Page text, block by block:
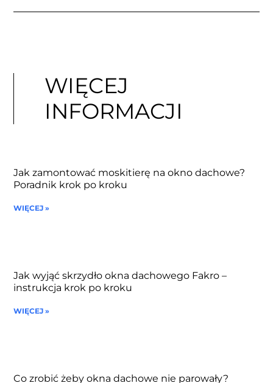
WIĘCEJ
INFORMACJI
Jak zamontować moskitierę na okno dachowe?
Poradnik krok po kroku
WIĘCEJ »
Jak wyjąć skrzydło okna dachowego Fakro –
instrukcja krok po kroku
WIĘCEJ »
Co zrobić żeby okna dachowe nie parowały?